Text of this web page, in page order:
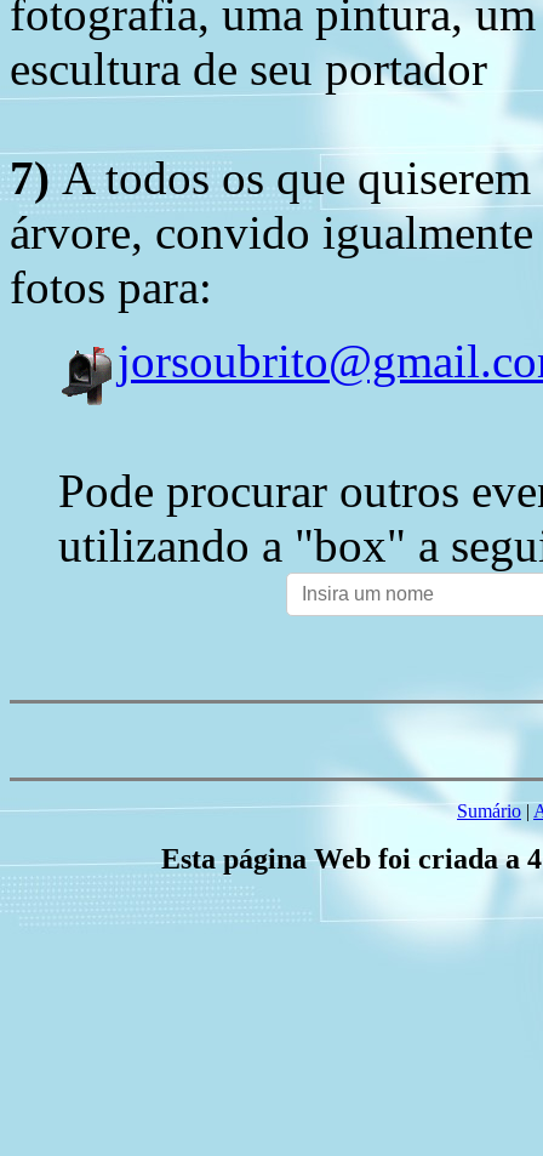
fotografia, uma pintura,
escultura de seu portador
7) A todos os que
árvore, convido
fotos para:
Pode procurar outros
utilizando a "box" a
Sumário |
Esta página Web foi criada a